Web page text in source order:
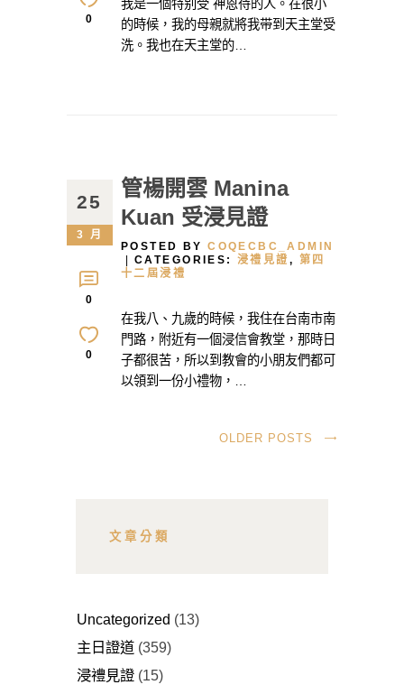
0
我是一個特别受 神恩待的人。在很小
的時候，我的母親就將我带到天主堂受
洗。我也在天主堂的…
25
3 月
0
0
管楊開雲 Manina
Kuan 受浸見證
POSTED BYCOQECBC_ADMIN
CATEGORIES:浸禮見證, 第四
十二屆浸禮
在我八、九歲的時候，我住在台南市南
門路，附近有一個浸信會教堂，那時日
子都很苦，所以到教會的小朋友們都可
以領到一份小禮物，…
OLDER POSTS
文章分類
Uncategorized (13)
主日證道 (359)
浸禮見證 (15)